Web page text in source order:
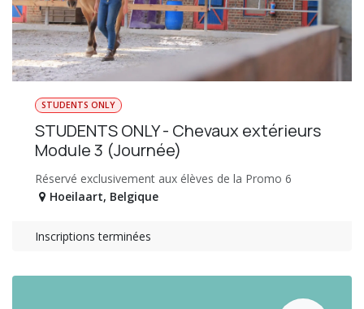
STUDENTS ONLY
STUDENTS ONLY - Chevaux extérieurs
Module 3 (Journée)
Réservé exclusivement aux élèves de la Promo 6
Hoeilaart, Belgique
Inscriptions terminées